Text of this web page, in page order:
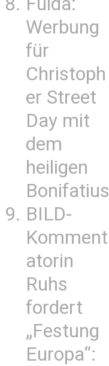
Werbung
für
Christoph
er Street
Day mit
dem
heiligen
Bonifatius
BILD-
Komment
atorin
Ruhs
fordert
„Festung
Europa“: